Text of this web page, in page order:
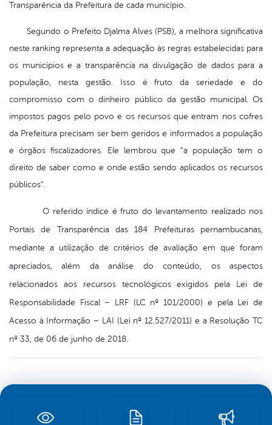
Transparência da Prefeitura de cada município.
Segundo o Prefeito Djalma Alves (PSB), a melhora significativa
neste ranking representa a adequação às regras estabelecidas para
os municípios e a transparência na divulgação de dados para a
população, nesta gestão.
Isso é fruto da seriedade e do
compromisso com o dinheiro público da gestão municipal. Os
impostos pagos pelo povo e os recursos que entram nos cofres
da Prefeitura precisam ser bem geridos e informados a população
e órgãos fiscalizadores. Ele lembrou que “a população tem o
direito de saber como e onde estão sendo aplicados os recursos
públicos”.
O referido índice é fruto do levantamento realizado nos
Portais de Transparência das 184 Prefeituras pernambucanas,
mediante a utilização de critérios de avaliação em que foram
apreciados, além da análise do conteúdo, os aspectos
relacionados aos recursos tecnológicos exigidos pela Lei de
Responsabilidade Fiscal – LRF (LC nº 101/2000) e pela Lei de
Acesso à Informação – LAI (Lei nº 12.527/2011) e a Resolução TC
nº 33, de 06 de junho de 2018.